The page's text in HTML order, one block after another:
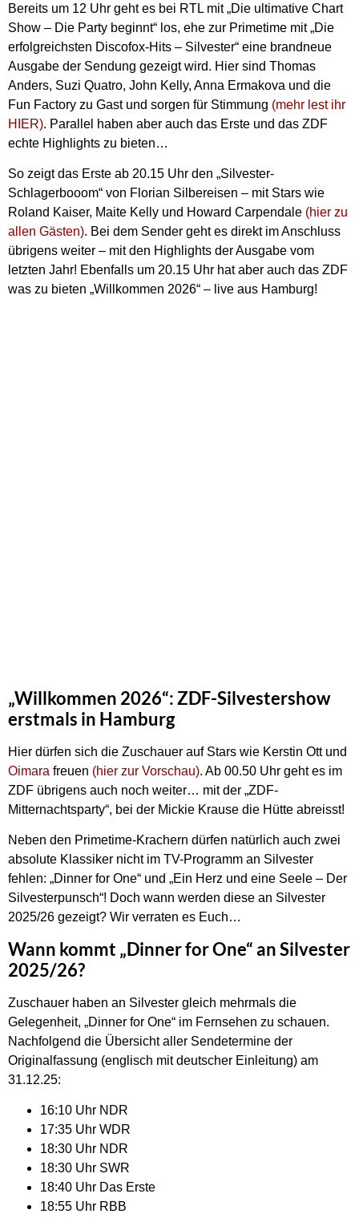
Bereits um 12 Uhr geht es bei RTL mit „Die ultimative Chart
Show – Die Party beginnt“ los, ehe zur Primetime mit „Die
erfolgreichsten Discofox-Hits – Silvester“ eine brandneue
Ausgabe der Sendung gezeigt wird. Hier sind Thomas
Anders, Suzi Quatro, John Kelly, Anna Ermakova und die
Fun Factory zu Gast und sorgen für Stimmung (mehr lest ihr
HIER). Parallel haben aber auch das Erste und das ZDF
echte Highlights zu bieten…
So zeigt das Erste ab 20.15 Uhr den „Silvester-
Schlagerbooom“ von Florian Silbereisen – mit Stars wie
Roland Kaiser, Maite Kelly und Howard Carpendale (hier zu
allen Gästen). Bei dem Sender geht es direkt im Anschluss
übrigens weiter – mit den Highlights der Ausgabe vom
letzten Jahr! Ebenfalls um 20.15 Uhr hat aber auch das ZDF
was zu bieten „Willkommen 2026“ – live aus Hamburg!
„Willkommen 2026“: ZDF-Silvestershow
erstmals in Hamburg
Hier dürfen sich die Zuschauer auf Stars wie Kerstin Ott und
Oimara freuen (hier zur Vorschau). Ab 00.50 Uhr geht es im
ZDF übrigens auch noch weiter… mit der „ZDF-
Mitternachtsparty“, bei der Mickie Krause die Hütte abreisst!
Neben den Primetime-Krachern dürfen natürlich auch zwei
absolute Klassiker nicht im TV-Programm an Silvester
fehlen: „Dinner for One“ und „Ein Herz und eine Seele – Der
Silvesterpunsch“! Doch wann werden diese an Silvester
2025/26 gezeigt? Wir verraten es Euch…
Wann kommt „Dinner for One“ an Silvester
2025/26?
Zuschauer haben an Silvester gleich mehrmals die
Gelegenheit, „Dinner for One“ im Fernsehen zu schauen.
Nachfolgend die Übersicht aller Sendetermine der
Originalfassung (englisch mit deutscher Einleitung) am
31.12.25:
16:10 Uhr NDR
17:35 Uhr WDR
18:30 Uhr NDR
18:30 Uhr SWR
18:40 Uhr Das Erste
18:55 Uhr RBB